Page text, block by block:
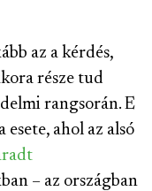
az a kérdés,
része tud
rangsorán. E
ahol az alsó
– az országban